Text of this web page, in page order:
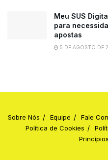
Meu SUS
para
apostas
5 DE AGOSTO DE
Sobre Nós Equipe Fale
Política de Cookies